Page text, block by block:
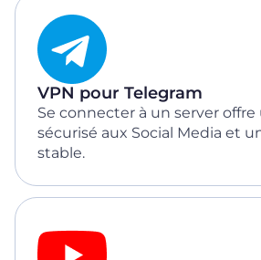
VPN pour Telegram
Se connecter à un server offre
sécurisé aux Social Media et
stable.